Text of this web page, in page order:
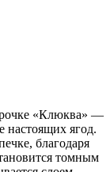
«Клюква» —
настоящих ягод.
благодаря
томным